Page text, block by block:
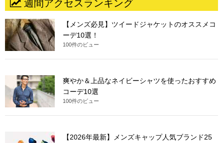
週間アクセスランキング
【メンズ必見】ツイードジャケットのオススメコ
ーデ10選！
100件のビュー
爽やか＆上品なネイビーシャツを使ったおすすめ
コーデ10選
100件のビュー
【2026年最新】メンズキャップ人気ブランド25